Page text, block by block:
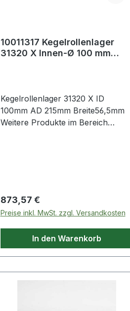
10011317 Kegelrollenlager
31320 X Innen-Ø 100 mm
Kegelrollenlager 31320 X ID
100mm AD 215mm Breite56,5mm
Weitere Produkte im Bereich
Regulärer Preis:
873,57 €
Preise inkl. MwSt. zzgl. Versandkosten
In den Warenkorb